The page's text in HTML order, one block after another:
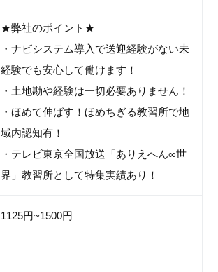
★弊社のポイント★
・ナビシステム導入で送迎経験がない未
経験でも安心して働けます！
・土地勘や経験は一切必要ありません！
・ほめて伸ばす！ほめちぎる教習所で地
域内認知有！
・テレビ東京全国放送「ありえへん∞世
界」教習所として特集実績あり！
1125円~1500円